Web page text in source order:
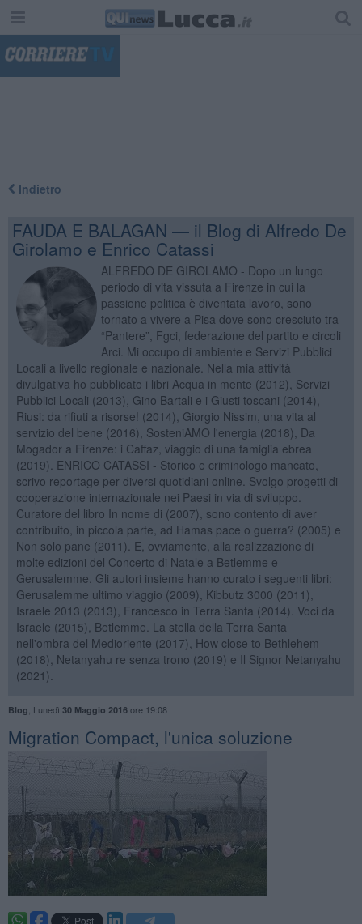
Indietro
FAUDA E BALAGAN — il Blog di Alfredo De
Girolamo e Enrico Catassi
ALFREDO DE GIROLAMO - Dopo un lungo
periodo di vita vissuta a Firenze in cui la
passione politica è diventata lavoro, sono
tornato a vivere a Pisa dove sono cresciuto tra
“Pantere”, Fgci, federazione del partito e circoli
Arci. Mi occupo di ambiente e Servizi Pubblici
Locali a livello regionale e nazionale. Nella mia attività
divulgativa ho pubblicato i libri Acqua in mente (2012), Servizi
Pubblici Locali (2013), Gino Bartali e i Giusti toscani (2014),
Riusi: da rifiuti a risorse! (2014), Giorgio Nissim, una vita al
servizio del bene (2016), SosteniAMO l'energia (2018), Da
Mogador a Firenze: i Caffaz, viaggio di una famiglia ebrea
(2019). ENRICO CATASSI - Storico e criminologo mancato,
scrivo reportage per diversi quotidiani online. Svolgo progetti di
cooperazione internazionale nei Paesi in via di sviluppo.
Curatore del libro In nome di (2007), sono contento di aver
contribuito, in piccola parte, ad Hamas pace o guerra? (2005) e
Non solo pane (2011). E, ovviamente, alla realizzazione di
molte edizioni del Concerto di Natale a Betlemme e
Gerusalemme. Gli autori insieme hanno curato i seguenti libri:
Gerusalemme ultimo viaggio (2009), Kibbutz 3000 (2011),
Israele 2013 (2013), Francesco in Terra Santa (2014). Voci da
Israele (2015), Betlemme. La stella della Terra Santa
nell'ombra del Medioriente (2017), How close to Bethlehem
(2018), Netanyahu re senza trono (2019) e Il Signor Netanyahu
(2021).
Blog Lunedì 30 Maggio 2016ore 19:08
Migration Compact, l'unica soluzione